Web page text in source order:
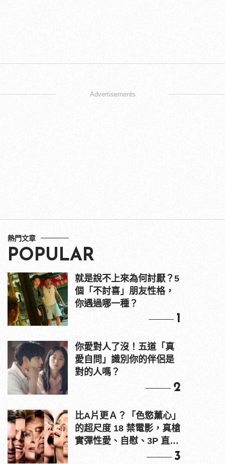
Advertisements
熱門文章
POPULAR
就是說不上來為何討厭？5
個「不討喜」朋友性格，
你遇過哪一種？
1
你愛對人了沒！五道「真
愛自問」識別你的伴侶是
對的人嗎？
2
比A片更Ａ？「色慾薰心」
的超尺度 18 禁電影，真槍
實彈性愛、自慰、3P 直接
3